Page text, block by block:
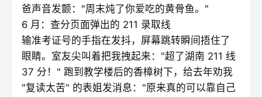
爸声音发颤："周末炖了你爱吃的黄骨鱼。"
6 月：查分页面弹出的 211 录取线
输准考证号的手指在发抖，屏幕跳转瞬间捂住了
眼睛。室友尖叫着把我拽起来："超了湖南 211 线
37 分！" 跑到教学楼后的香樟树下，给去年劝我
"复读太苦" 的表姐发消息："原来真的可以靠自己